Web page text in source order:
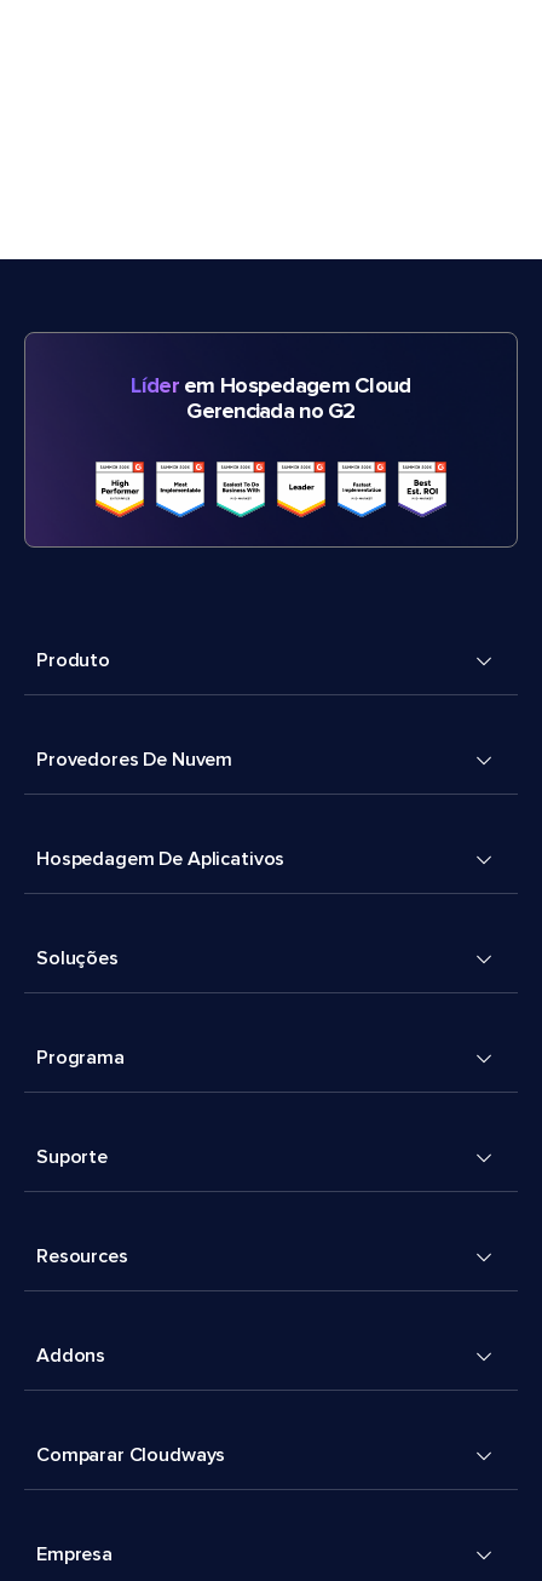
Líderem Hospedagem Cloud
Gerenciada no G2
Produto
Provedores De Nuvem
Hospedagem De Aplicativos
Soluções
Programa
Suporte
Resources
Addons
Comparar Cloudways
Empresa